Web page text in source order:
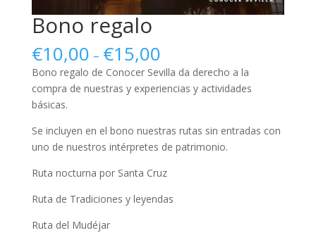
Bono regalo
€10,00 – €15,00
Bono regalo de Conocer Sevilla da derecho a la
compra de nuestras y experiencias y actividades
básicas.
Se incluyen en el bono nuestras rutas sin entradas con
uno de nuestros intérpretes de patrimonio.
Ruta nocturna por Santa Cruz
Ruta de Tradiciones y leyendas
Ruta del Mudéjar